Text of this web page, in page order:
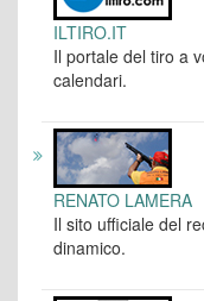
ILTIRO.IT
Il portale del tiro a
calendari.
RENATO LAMERA
Il sito ufficiale del
dinamico.